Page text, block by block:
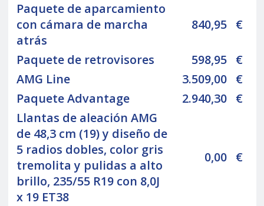
Paquete de aparcamiento
con cámara de marcha
atrás
840,95 €
Paquete de retrovisores 598,95 €
AMG Line
3.509,00 €
Paquete Advantage
2.940,30 €
Llantas de aleación AMG
de 48,3 cm (19) y diseño de
5 radios dobles, color gris
tremolita y pulidas a alto
brillo, 235/55 R19 con 8,0J
x 19 ET38
0,00 €